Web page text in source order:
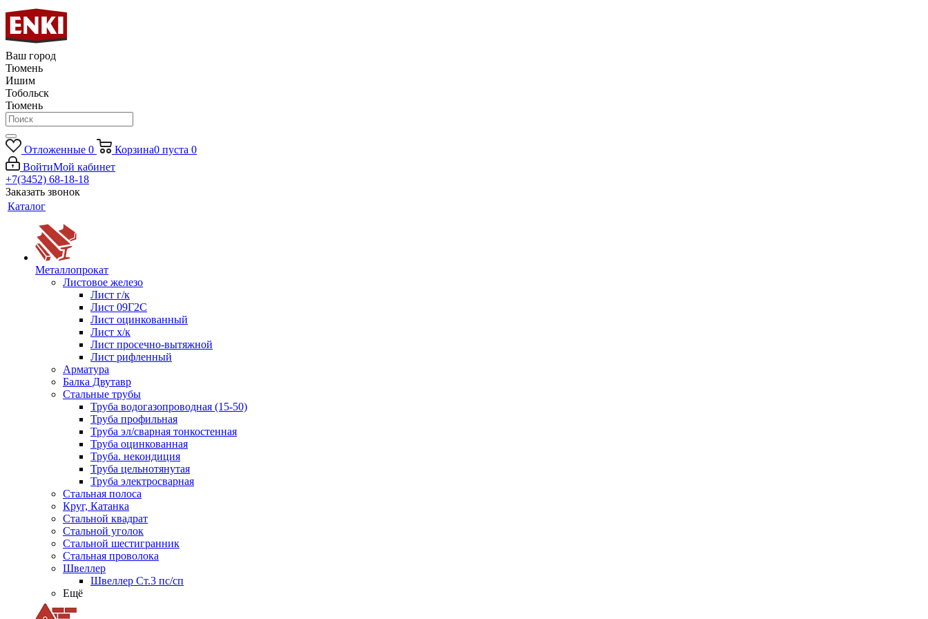
Ваш город
Тюмень
Ишим
Тобольск
Тюмень
Отложенные 0 Корзина0 пуста 0
ВойтиМой кабинет
+7(3452) 68-18-18
Заказать звонок
Каталог
Металлопрокат
Листовое железо
Лист г/к
Лист 09Г2С
Лист оцинкованный
Лист х/к
Лист просечно-вытяжной
Лист рифленный
Арматура
Балка Двутавр
Стальные трубы
Труба водогазопроводная (15-50)
Труба профильная
Труба эл/сварная тонкостенная
Труба оцинкованная
Труба. некондиция
Труба цельнотянутая
Труба электросварная
Стальная полоса
Круг, Катанка
Стальной квадрат
Стальной уголок
Стальной шестигранник
Стальная проволока
Швеллер
Швеллер Ст.3 пс/сп
Ещё